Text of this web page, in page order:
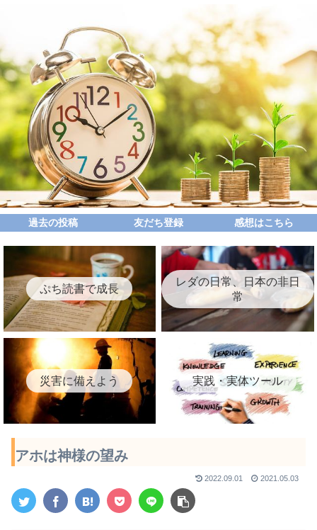
過去の投稿 友だち登録 感想はこちら
ぷち読書で成長
レダの日常、日本の非日
常
災害に備えよう 実践・実体ツール
アホは神様の望み
2022.09.01 2021.05.03